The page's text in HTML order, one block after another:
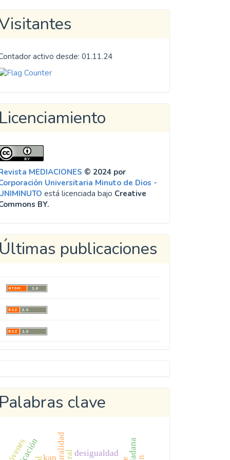
activo desde: 01.11.24
Licenciamiento
MEDIACIONES © 2024 por
Universitaria Minuto de Dios -
está licenciada bajo Creative
BY.
Últimas publicaciones
Palabras clave
desigualdad
jóvenes